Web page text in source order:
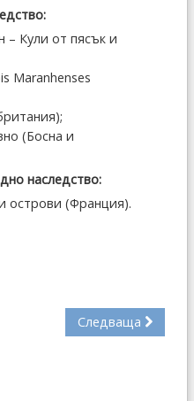
– Кули от пясък и
Maranhenses
(Босна и
наследство:
острови (Франция).
Следваща